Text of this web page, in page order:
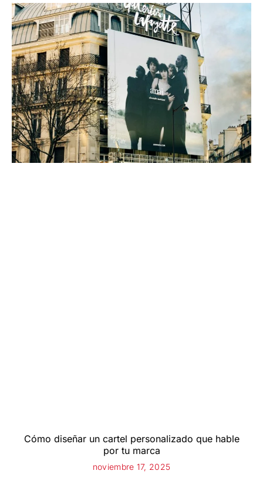
Cómo diseñar un cartel personalizado que hable
por tu marca
noviembre 17, 2025